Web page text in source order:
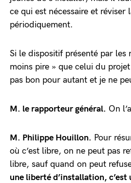
ce qui est nécessaire et réviser
périodiquement.
Si le dispositif présenté par les
moins pire » que celui du
pas bon pour autant et je ne
M. le rapporteur général. On
M. Philippe Houillon. Pour
où c’est libre, on ne peut pas
libre, sauf quand on peut
une liberté d’installation, c’est